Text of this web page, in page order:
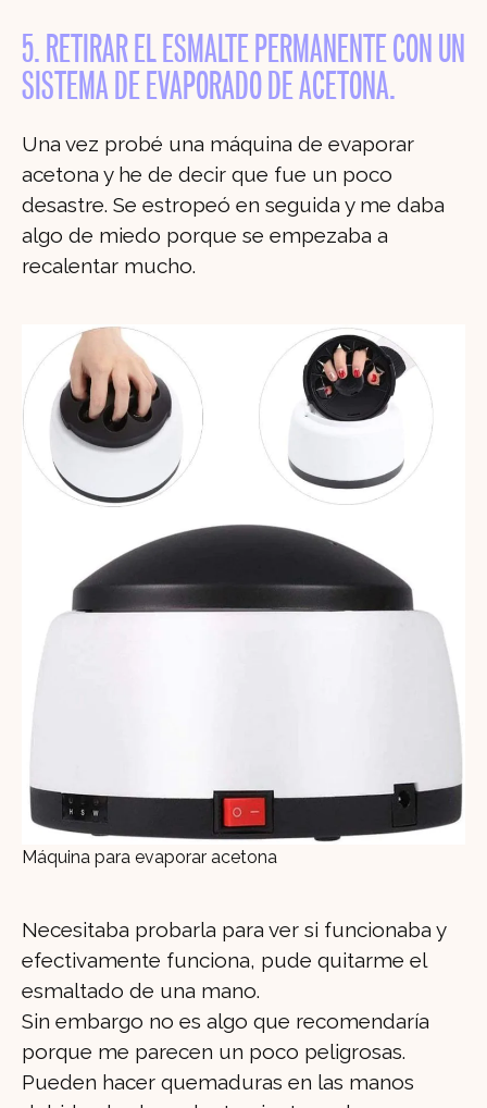
5. RETIRAR EL ESMALTE PERMANENTE CON UN
SISTEMA DE EVAPORADO DE ACETONA.
Una vez probé una máquina de evaporar
acetona y he de decir que fue un poco
desastre. Se estropeó en seguida y me daba
algo de miedo porque se empezaba a
recalentar mucho.
Máquina para evaporar acetona
Necesitaba probarla para ver si funcionaba y
efectivamente funciona, pude quitarme el
esmaltado de una mano.
Sin embargo no es algo que recomendaría
porque me parecen un poco peligrosas.
Pueden hacer quemaduras en las manos